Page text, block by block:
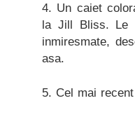
4. Un caiet
la Jill Bliss. Le
inmiresmate,
asa.
5. Cel mai